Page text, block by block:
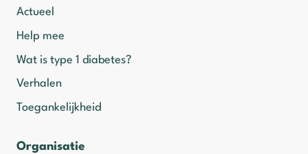
Actueel
Help mee
Wat is type 1 diabetes?
Verhalen
Toegankelijkheid
Organisatie